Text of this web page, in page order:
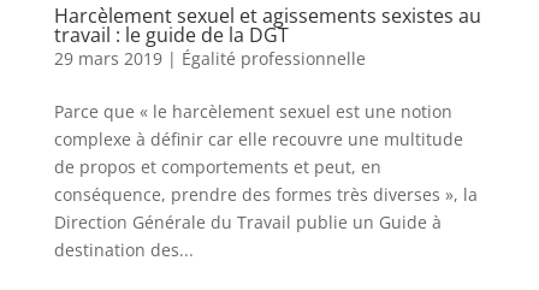
Harcèlement sexuel et agissements sexistes au
travail : le guide de la DGT
29 mars 2019| Égalité professionnelle
Parce que « le harcèlement sexuel est une notion
complexe à définir car elle recouvre une multitude
de propos et comportements et peut, en
conséquence, prendre des formes très diverses », la
Direction Générale du Travail publie un Guide à
destination des...